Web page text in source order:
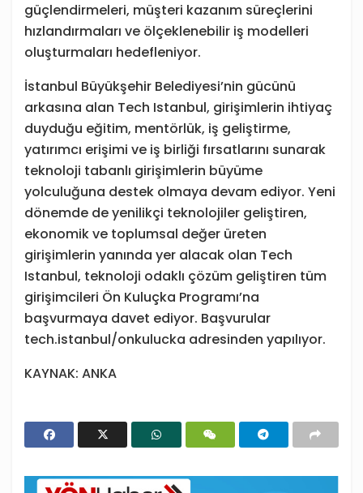
güçlendirmeleri, müşteri kazanım süreçlerini
hızlandırmaları ve ölçeklenebilir iş modelleri
oluşturmaları hedefleniyor.
İstanbul Büyükşehir Belediyesi’nin gücünü
arkasına alan Tech Istanbul, girişimlerin ihtiyaç
duyduğu eğitim, mentörlük, iş geliştirme,
yatırımcı erişimi ve iş birliği fırsatlarını sunarak
teknoloji tabanlı girişimlerin büyüme
yolculuğuna destek olmaya devam ediyor. Yeni
dönemde de yenilikçi teknolojiler geliştiren,
ekonomik ve toplumsal değer üreten
girişimlerin yanında yer alacak olan Tech
Istanbul, teknoloji odaklı çözüm geliştiren tüm
girişimcileri Ön Kuluçka Programı’na
başvurmaya davet ediyor. Başvurular
tech.istanbul/onkulucka adresinden yapılıyor.
KAYNAK: ANKA